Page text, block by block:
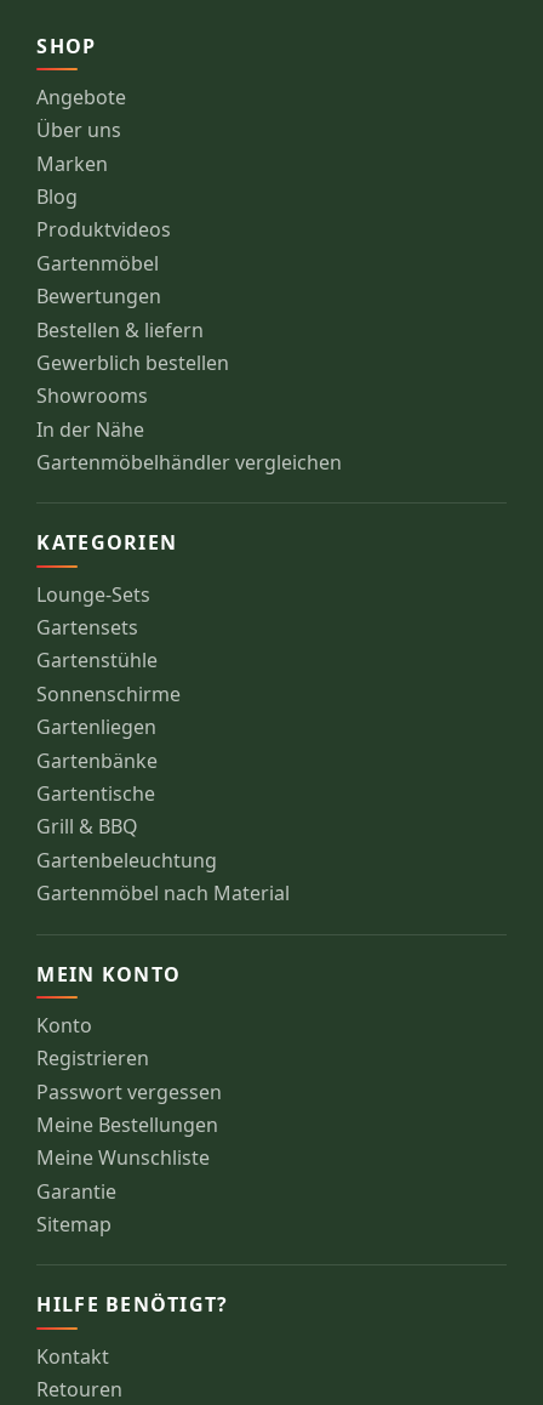
SHOP
Angebote
Über uns
Marken
Blog
Produktvideos
Gartenmöbel
Bewertungen
Bestellen & liefern
Gewerblich bestellen
Showrooms
In der Nähe
Gartenmöbelhändler vergleichen
KATEGORIEN
Lounge-Sets
Gartensets
Gartenstühle
Sonnenschirme
Gartenliegen
Gartenbänke
Gartentische
Grill & BBQ
Gartenbeleuchtung
Gartenmöbel nach Material
MEIN KONTO
Konto
Registrieren
Passwort vergessen
Meine Bestellungen
Meine Wunschliste
Garantie
Sitemap
HILFE BENÖTIGT?
Kontakt
Retouren